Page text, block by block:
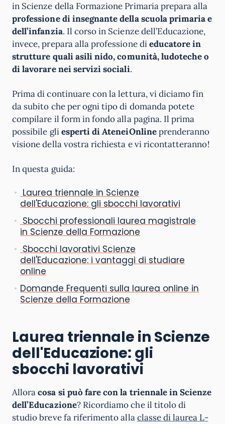
in Scienze della Formazione Primaria prepara alla
professione di insegnante della scuola primaria e
dell’infanzia. Il corso in Scienze dell’Educazione,
invece, prepara alla professione dieducatore in
strutture quali asili nido, comunità, ludoteche o
di lavorare nei servizi sociali.
Prima di continuare con la lettura, vi diciamo fin
da subito che per ogni tipo di domanda potete
compilare il form in fondo alla pagina. Il prima
possibile gliesperti di AteneiOnlineprenderanno
visione della vostra richiesta e vi ricontatteranno!
In questa guida:
Laurea triennale in Scienze
dell'Educazione: gli sbocchi lavorativi
Sbocchi professionali laurea magistrale
in Scienze della Formazione
Sbocchi lavorativi Scienze
dell'Educazione: i vantaggi di studiare
online
Domande Frequenti sulla laurea online in
Scienze della Formazione
Laurea triennale in Scienze
dell'Educazione: gli
sbocchi lavorativi
Alloracosa si può fare con la triennale in Scienze
dell’Educazione? Ricordiamo che il titolo di
studio breve fa riferimento allaclasse di laurea L-